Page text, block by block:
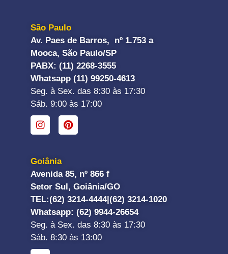
São Paulo
Av. Paes de Barros, nº 1.753 a
Mooca, São Paulo/SP
PABX: (11) 2268-3555
Whatsapp (11) 99250-4613
Seg. à Sex. das 8:30 às 17:30
Sáb. 9:00 às 17:00
Goiânia
Avenida 85, nº 866 f
Setor Sul, Goiânia/GO
TEL:(62) 3214-4444|(62) 3214-1020
Whatsapp: (62) 9944-26654
Seg. à Sex. das 8:30 às 17:30
Sáb. 8:30 às 13:00